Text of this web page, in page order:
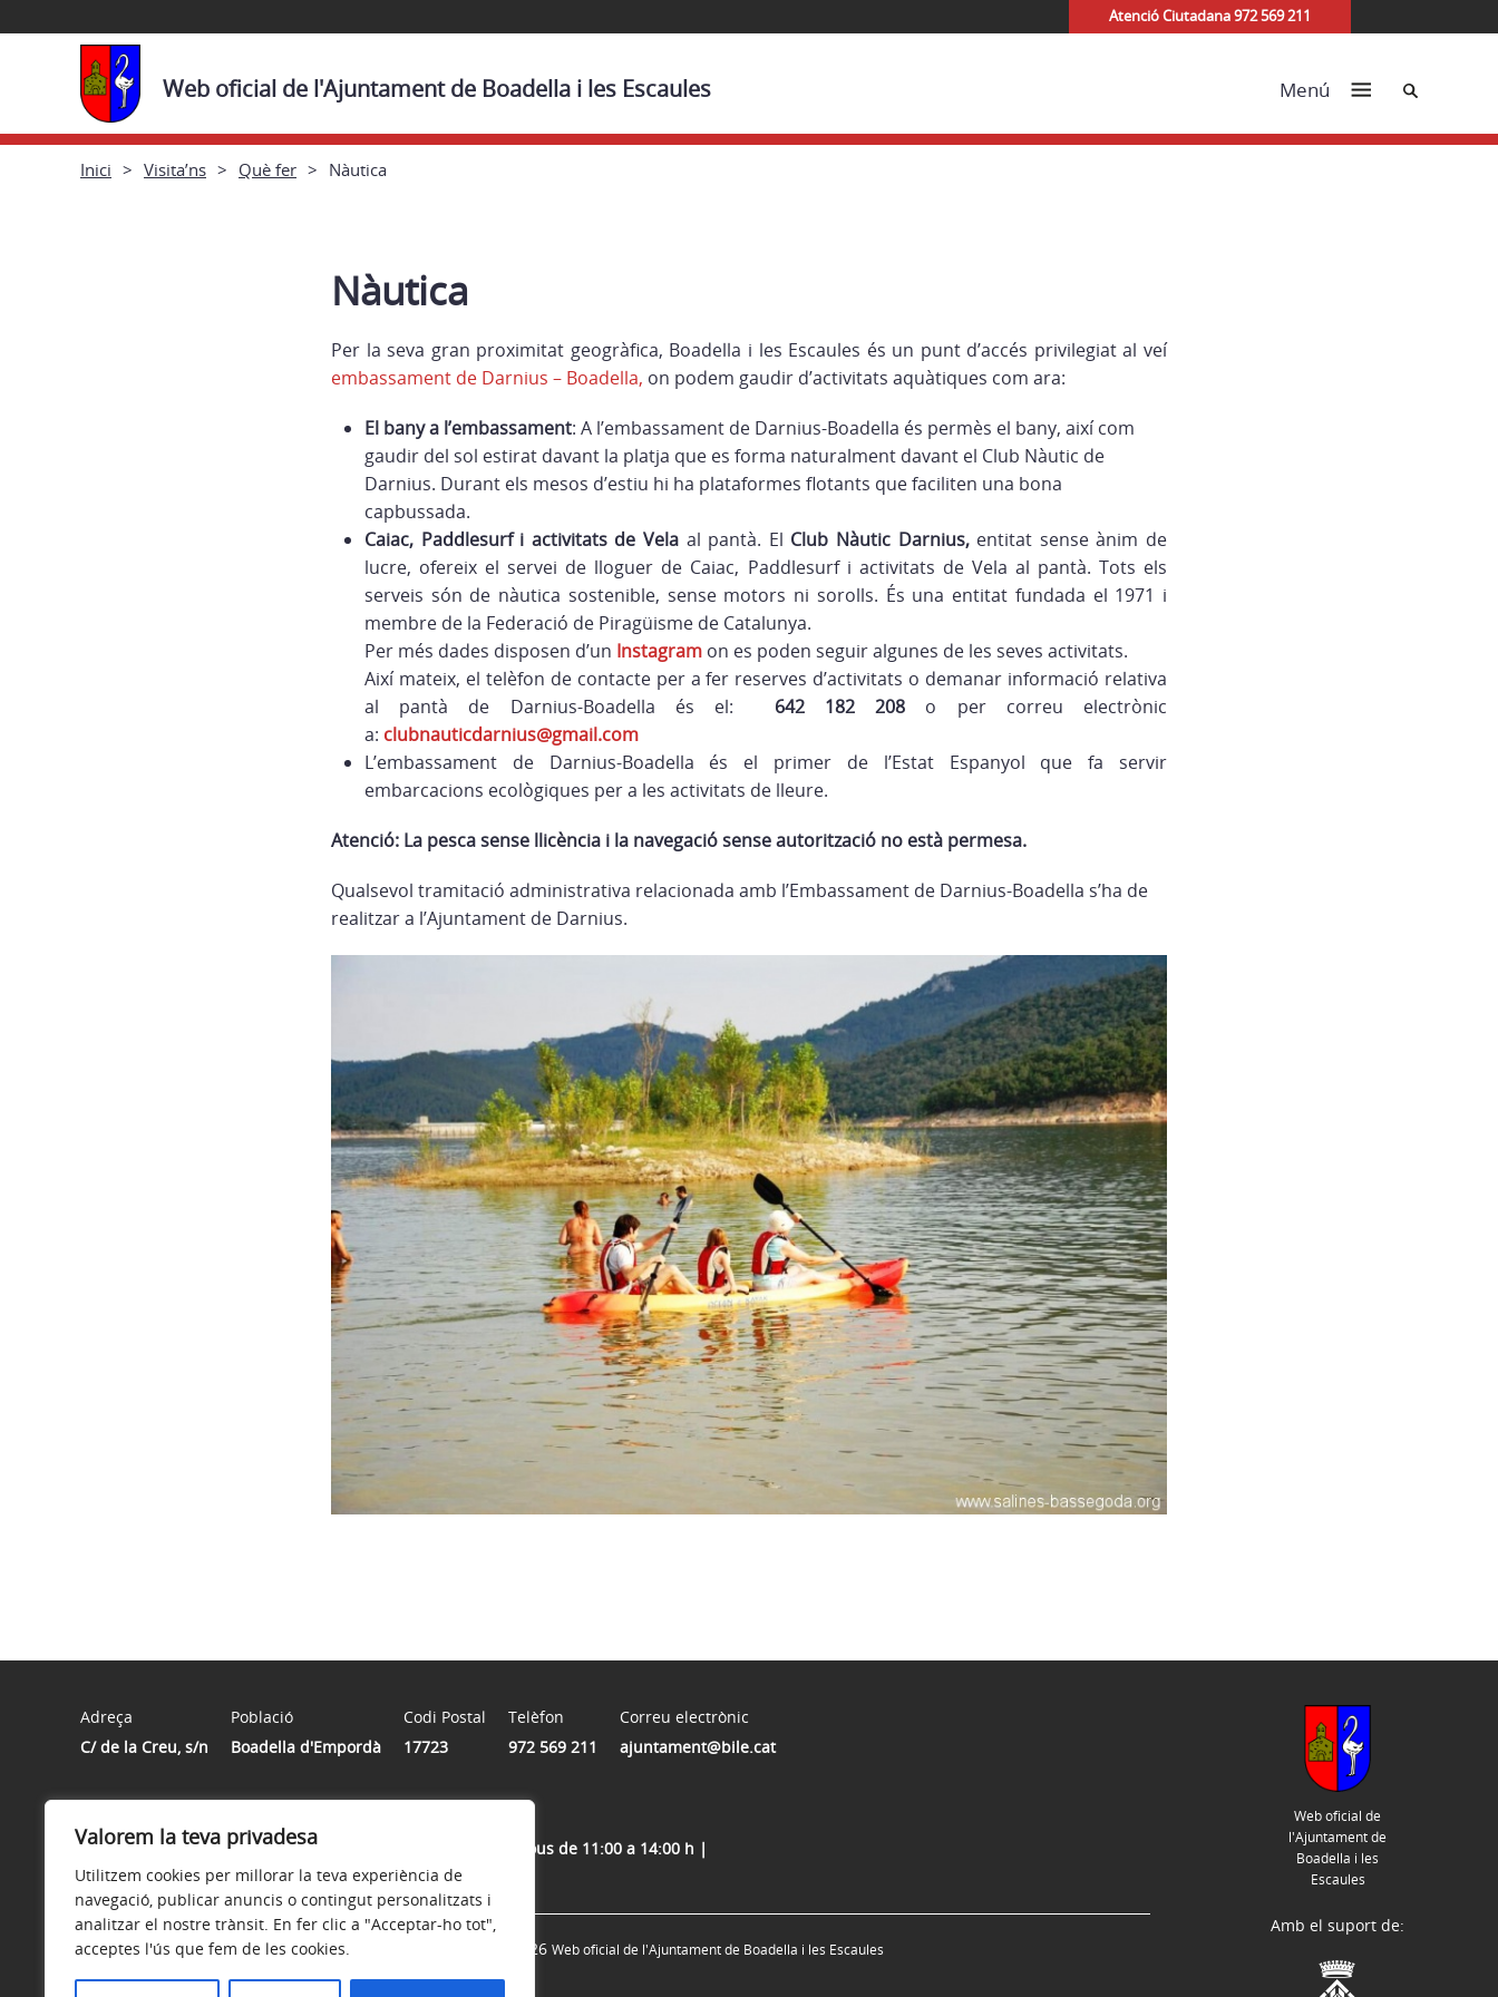
Valorem la teva privadesa
Utilitzem cookies per millorar la teva experiència de
navegació, publicar anuncis o contingut personalitzats i
analitzar el nostre trànsit. En fer clic a "Acceptar-ho tot",
acceptes l'ús que fem de les cookies.
Atenció Ciutadana 972 569 211
Web oficial de l'Ajuntament de Boadella i les Escaules Menú Cerca
Inici Visita’ns Què fer Nàutica
Nàutica
Per la seva gran proximitat geogràfica, Boadella i les Escaules és un punt d’accés privilegiat al veí
embassament de Darnius – Boadella, on podem gaudir d’activitats aquàtiques com ara:
El bany a l’embassament: A l’embassament de Darnius-Boadella és permès el bany, així com
gaudir del sol estirat davant la platja que es forma naturalment davant el Club Nàutic de
Darnius. Durant els mesos d’estiu hi ha plataformes flotants que faciliten una bona
capbussada.
Caiac, Paddlesurf i activitats de Vela al pantà. El Club Nàutic Darnius, entitat sense ànim de
lucre, ofereix el servei de lloguer de Caiac, Paddlesurf i activitats de Vela al pantà. Tots els
serveis són de nàutica sostenible, sense motors ni sorolls. És una entitat fundada el 1971 i
membre de la Federació de Piragüisme de Catalunya.
Per més dades disposen d’un Instagram on es poden seguir algunes de les seves activitats.
Així mateix, el telèfon de contacte per a fer reserves d’activitats o demanar informació relativa
al pantà de Darnius-Boadella és el: 642 182 208 o per correu electrònic
a: clubnauticdarnius@gmail.com
L’embassament de Darnius-Boadella és el primer de l’Estat Espanyol que fa servir
embarcacions ecològiques per a les activitats de lleure.
Atenció: La pesca sense llicència i la navegació sense autorització no està permesa.
Qualsevol tramitació administrativa relacionada amb l’Embassament de Darnius-Boadella s’ha de
realitzar a l’Ajuntament de Darnius.
Adreça
C/ de la Creu, s/n
Població
Boadella d'Empordà
Codi Postal
17723
Telèfon
972 569 211
Correu electrònic
ajuntament@bile.cat
Dimarts: de 8:30 a 13:00 | Dimecres de 11:00 a 14:00 h | Dijous de 11:00 a 14:00 h |
Web oficial de
l'Ajuntament de
Boadella i les
Escaules
Avís legal Política de privacitat © 2026 Web oficial de l'Ajuntament de Boadella i les Escaules
Amb el suport de: